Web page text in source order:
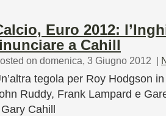
Euro 2012:
a Cahill
on domenica, 3 Giugno 2012 |
tegola per Roy Hodgson
Ruddy, Frank Lampard e
Cahill